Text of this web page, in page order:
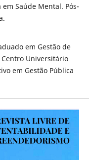
Saúde Mental. Pós-
em Gestão de
Universitário
em Gestão Pública